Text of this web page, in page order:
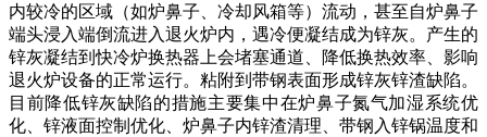
内较冷的区域（如炉鼻子、冷却风箱等）流动，甚至自炉鼻子
端头浸入端倒流进入退火炉内，遇冷便凝结成为锌灰。产生的
锌灰凝结到快冷炉换热器上会堵塞通道、降低换热效率、影响
退火炉设备的正常运行。粘附到带钢表面形成锌灰锌渣缺陷。
目前降低锌灰缺陷的措施主要集中在炉鼻子氮气加湿系统优
化、锌液面控制优化、炉鼻子内锌渣清理、带钢入锌锅温度和